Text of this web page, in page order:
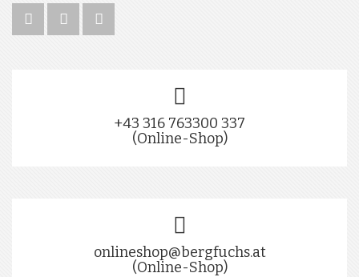
+43 316 763300 337
(Online-Shop)
onlineshop@bergfuchs.at
(Online-Shop)